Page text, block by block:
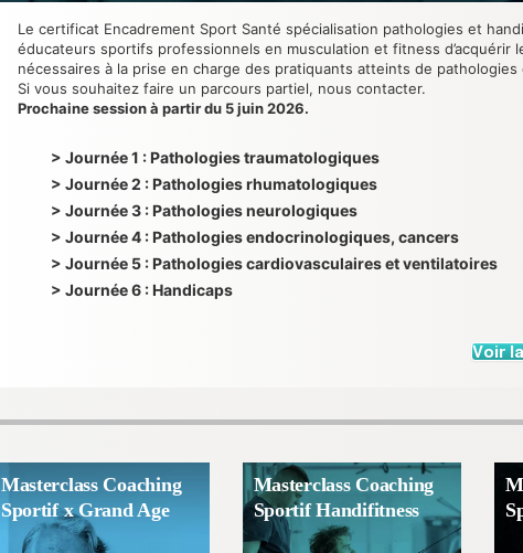
Le certificat Encadrement Sport Santé spécialisation pathologies et
éducateurs sportifs professionnels en musculation et fitness d’acquérir
nécessaires à la prise en charge des pratiquants atteints de
Si vous souhaitez faire un parcours partiel, nous contacter.
Prochaine session à partir du 5 juin 2026.
> Journée 1 : Pathologies traumatologiques
> Journée 2 : Pathologies rhumatologiques
> Journée 3 : Pathologies neurologiques
> Journée 4 : Pathologies endocrinologiques, cancers
> Journée 5 : Pathologies cardiovasculaires et ventilatoires
> Journée 6 : Handicaps
Voir
Masterclass Coaching
Sportif x Grand Age
Masterclass Coaching
Sportif Handifitness